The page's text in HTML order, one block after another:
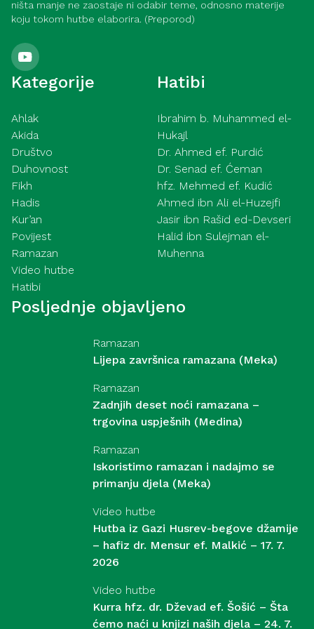
ništa manje ne zaostaje ni odabir teme, odnosno materije
koju tokom hutbe elaborira. (Preporod)
Kategorije
Ahlak
Akida
Društvo
Duhovnost
Fikh
Hadis
Kur’an
Povijest
Ramazan
Video hutbe
Hatibi
Hatibi
Ibrahim b. Muhammed el-
Hukajl
Dr. Ahmed ef. Purdić
Dr. Senad ef. Ćeman
hfz. Mehmed ef. Kudić
Ahmed ibn Ali el-Huzejfi
Jasir ibn Rašid ed-Devseri
Halid ibn Sulejman el-
Muhenna
Posljednje objavljeno
Ramazan
Lijepa završnica ramazana (Meka)
Ramazan
Zadnjih deset noći ramazana –
trgovina uspješnih (Medina)
Ramazan
Iskoristimo ramazan i nadajmo se
primanju djela (Meka)
Video hutbe
Hutba iz Gazi Husrev-begove džamije
– hafiz dr. Mensur ef. Malkić – 17. 7.
2026
Video hutbe
Kurra hfz. dr. Dževad ef. Šošić – Šta
ćemo naći u knjizi naših djela – 24. 7.